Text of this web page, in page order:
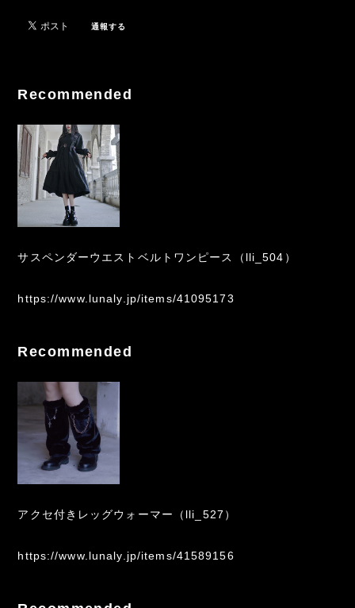
通報する
Recommended
サスペンダーウエストベルトワンピース（lli_504）
https://www.lunaly.jp/items/41095173
Recommended
アクセ付きレッグウォーマー（lli_527）
https://www.lunaly.jp/items/41589156